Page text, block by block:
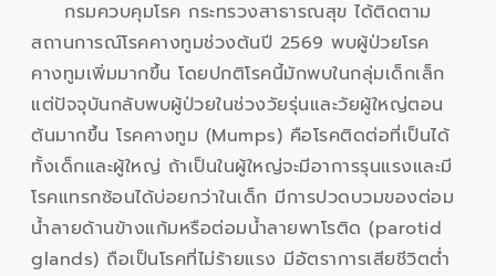
กรมควบคุมโรค กระทรวงสาธารณสุข ได้ติดตาม
สถานการณ์โรคคางทูมช่วงต้นปี 2569 พบผู้ป่วยโรค
คางทูมเพิ่มมากขึ้น โดยปกติโรคนี้มักพบในกลุ่มเด็กเล็ก
แต่ปัจจุบันกลับพบผู้ป่วยในช่วงวัยรุ่นและวัยผู้ใหญ่ตอน
ต้นมากขึ้น โรคคางทูม (Mumps) คือโรคติดต่อที่เป็นได้
ทั้งเด็กและผู้ใหญ่ ถ้าเป็นในผู้ใหญ่จะมีอาการรุนแรงและมี
โรคแทรกซ้อนได้บ่อยกว่าในเด็ก มีการปวดบวมของต่อม
น้ำลายด้านข้างแก้มหรือต่อมน้ำลายพาโรติด (parotid
glands) ถือเป็นโรคที่ไม่ร้ายแรง มีอัตราการเสียชีวิตต่ำ